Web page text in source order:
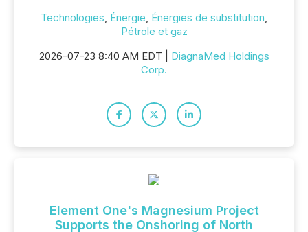
Technologies, Énergie, Énergies de substitution,
Pétrole et gaz
2026-07-23 8:40 AM EDT | DiagnaMed Holdings
Corp.
Element One's Magnesium Project
Supports the Onshoring of North